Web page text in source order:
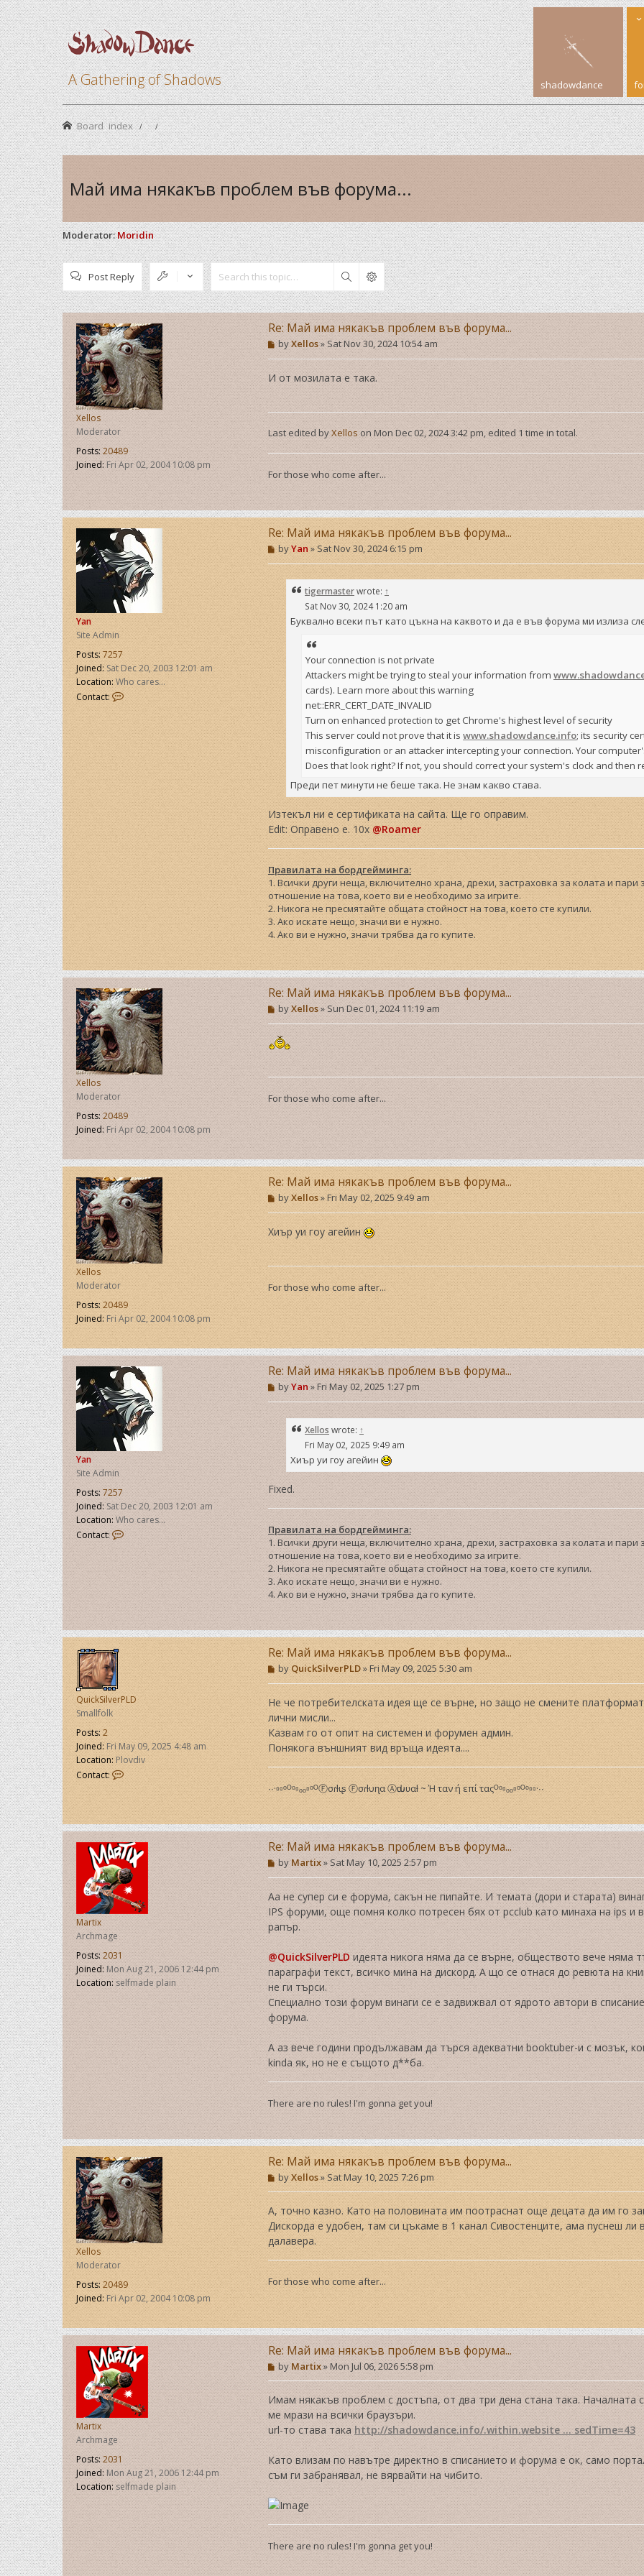
A Gathering of Shadows shadowdance
Board index
Май има някакъв проблем във форума...
Moderator: Moridin
Post Reply Search
Xellos
Moderator
Posts: 20489
Joined:Fri Apr 02, 2004 10:08 pm
Re: Май има някакъв проблем във форума...
P
o
s
t
byXellos»Sat Nov 30, 2024 10:54 am
И от мозилата е така.
Last edited byXelloson Mon Dec 02, 2024 3:42 pm, edited 1 time in total.
For those who come after...
Yan
Site Admin
Posts: 7257
Joined:Sat Dec 20, 2003 12:01 am
Location:Who cares...
Contact:
C
o
n
t
a
c
t
Y
a
n
Re: Май има някакъв проблем във форума...
P
o
s
t
byYan»Sat Nov 30, 2024 6:15 pm
tigermasterwrote: ↑
Sat Nov 30, 2024 1:20 am
Буквално всеки път като цъкна на каквото и да е във форума ми излиза
Your connection is not private
Attackers might be trying to steal your information from
cards). Learn more about this warning
net::ERR_CERT_DATE_INVALID
Turn on enhanced protection to get Chrome's highest level of security
This server could not prove that it is www.shadowdance.info; its security
misconfiguration or an attacker intercepting your connection. Your
Does that look right? If not, you should correct your system's clock and then
Преди пет минути не беше така. Не знам какво става.
Изтекъл ни е сертификата на сайта. Ще го оправим.
Edit: Оправено е. 10x @Roamer
Правилата на бордгейминга:
1. Всички други неща, включително храна, дрехи, застраховка за колата и
отношение на това, което ви е необходимо за игрите.
2. Никога не пресмятайте общата стойност на това, което сте купили.
3. Ако искате нещо, значи ви е нужно.
4. Ако ви е нужно, значи трябва да го купите.
Xellos
Moderator
Posts: 20489
Joined:Fri Apr 02, 2004 10:08 pm
Re: Май има някакъв проблем във форума...
P
o
s
t
byXellos»Sun Dec 01, 2024 11:19 am
For those who come after...
Xellos
Moderator
Posts: 20489
Joined:Fri Apr 02, 2004 10:08 pm
Re: Май има някакъв проблем във форума...
P
o
s
t
byXellos»Fri May 02, 2025 9:49 am
Хиър уи гоу агейин
For those who come after...
Yan
Site Admin
Posts: 7257
Joined:Sat Dec 20, 2003 12:01 am
Location:Who cares...
Contact:
C
o
n
t
a
c
t
Y
a
n
Re: Май има някакъв проблем във форума...
P
o
s
t
byYan»Fri May 02, 2025 1:27 pm
Xellos wrote: ↑
Fri May 02, 2025 9:49 am
Хиър уи гоу агейин
Fixed.
Правилата на бордгейминга:
1. Всички други неща, включително храна, дрехи, застраховка за колата и
отношение на това, което ви е необходимо за игрите.
2. Никога не пресмятайте общата стойност на това, което сте купили.
3. Ако искате нещо, значи ви е нужно.
4. Ако ви е нужно, значи трябва да го купите.
QuickSilverPLD
Smallfolk
Posts: 2
Joined:Fri May 09, 2025 4:48 am
Location:Plovdiv
Contact:
C
o
n
t
a
c
t
Q
u
i
c
k
S
i
v
e
r
P
L
D
Re: Май има някакъв проблем във форума...
P
o
s
t
byQuickSilverPLD»Fri May 09, 2025 5:30 am
Не че потребителската идея ще се върне, но защо не смените
лични мисли...
Казвам го от опит на системен и форумен админ.
Понякога външният вид връща идеята....
∙∙·▫▫ᵒᴼᵒ▫ₒₒ▫ᵒᴼⒻσɾƚιʂ Ⓕσɾƚυɳα Ⓐԃιυʋαƚ ~ Ή ταν ή επί ταςᴼᵒ▫ₒₒ▫ᵒᴼᵒ▫▫·∙∙
Martix
Archmage
Posts: 2031
Joined:Mon Aug 21, 2006 12:44 pm
Location:selfmade plain
Re: Май има някакъв проблем във форума...
P
o
s
t
byMartix»Sat May 10, 2025 2:57 pm
Аа не супер си е форума, сакън не пипайте. И темата (дори и старата)
IPS форуми, още помня колко потресен бях от pcclub като минаха на ips и
рапър.
@QuickSilverPLDидеята никога няма да се върне, обществото вече няма
параграфи текст, всичко мина на дискорд. А що се отнася до ревюта на
не ги търси.
Специално този форум винаги се е задвижвал от ядрото автори в
форума.
А аз вече години продължавам да търся адекватни booktuber-и с мозък,
kinda як, но не е същото д**ба.
There are no rules! I'm gonna get you!
Xellos
Moderator
Posts: 20489
Joined:Fri Apr 02, 2004 10:08 pm
Re: Май има някакъв проблем във форума...
P
o
s
t
byXellos»Sat May 10, 2025 7:26 pm
А, точно казно. Като на половината им поотраснат още децата да им го
Дискорда е удобен, там си цъкаме в 1 канал Сивостенците, ама пуснеш
далавера.
For those who come after...
Martix
Archmage
Posts: 2031
Joined:Mon Aug 21, 2006 12:44 pm
Location:selfmade plain
Re: Май има някакъв проблем във форума...
P
o
s
t
byMartix»Mon Jul 06, 2026 5:58 pm
Имам някакъв проблем с достъпа, от два три дена стана така. Началната
ме мрази на всички браузъри.
url-то става такаhttp://shadowdance.info/.within.website ... sedTime=43
Като влизам по навътре директно в списанието и форума е ок, само
съм ги забранявал, не вярвайти на чибито.
There are no rules! I'm gonna get you!